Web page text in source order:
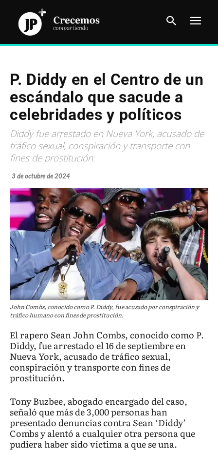
P. Diddy en el Centro de un
escándalo que sacude a
celebridades y políticos
Diddy fue arrestado en Nueva York, acusado de
tráfico sexual, conspiración y transporte con
fines de prostitución.
3 de octubre de 2024
John Combs, conocido como P. Diddy, fue acusado por conspiración y
tráfico humano con fines de prostitución.
El rapero Sean John Combs, conocido como P.
Diddy, fue arrestado el 16 de septiembre en
Nueva York, acusado de tráfico sexual,
conspiración y transporte con fines de
prostitución.
Tony Buzbee, abogado encargado del caso,
señaló que más de 3,000 personas han
presentado denuncias contra Sean ‘Diddy’
Combs y alentó a cualquier otra persona que
pudiera haber sido víctima a que se una.